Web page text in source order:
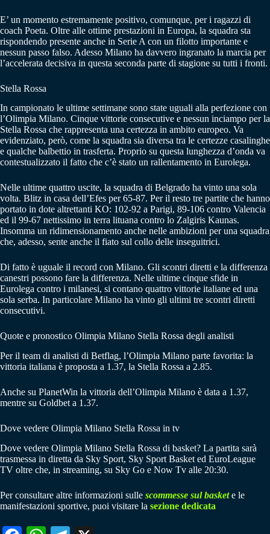
E’ un momento estremamente positivo, comunque, per i ragazzi di
coach Poeta. Oltre alle ottime prestazioni in Europa, la squadra sta
rispondendo presente anche in Serie A con un filotto importante e
nessun passo falso. Adesso Milano ha davvero ingranato la marcia per
l’accelerata decisiva in questa seconda parte di stagione su tutti i fronti.
Stella Rossa
In campionato le ultime settimane sono state uguali alla perfezione con
l’Olimpia Milano. Cinque vittorie consecutive e nessun inciampo per la
Stella Rossa che rappresenta una certezza in ambito europeo. Va
evidenziato, però, come la squadra sia diversa tra le certezze casalinghe
e qualche balbettio in trasferta. Proprio su questa lunghezza d’onda va
contestualizzato il fatto che c’è stato un rallentamento in Eurolega.
Nelle ultime quattro uscite, la squadra di Belgrado ha vinto una sola
volta. Blitz in casa dell’Efes per 65-87. Per il resto tre partite che hanno
portato in dote altrettanti KO: 102-92 a Parigi, 89-106 contro Valencia
ed il 99-67 nettissimo in terra lituana contro lo Zalgiris Kaunas.
Insomma un ridimensionamento anche nelle ambizioni per una squadra
che, adesso, sente anche il fiato sul collo delle inseguitrici.
Di fatto è uguale il record con Milano. Gli scontri diretti e la differenza
canestri possono fare la differenza. Nelle ultime cinque sfide in
Eurolega contro i milanesi, si contano quattro vittorie italiane ed una
sola serba. In particolare Milano ha vinto gli ultimi tre scontri diretti
consecutivi.
Quote e pronostico Olimpia Milano Stella Rossa degli analisti
Per il team di analisti di Betflag, l’Olimpia Milano parte favorita: la
vittoria italiana è proposta a 1.37, la Stella Rossa a 2.85.
Anche su PlanetWin la vittoria dell’Olimpia Milano è data a 1.37,
mentre su Goldbet a 1.37.
Dove vedere Olimpia Milano Stella Rossa in tv
Dove vedere Olimpia Milano Stella Rossa di basket? La partita sarà
trasmessa in diretta da Sky Sport, Sky Sport Basket ed EuroLeague
TV oltre che, in streaming, su Sky Go e Now Tv alle 20:30.
Per consultare altre informazioni sulle scommesse sul baskete le
manifestazioni sportive, puoi visitare la sezione dedicata